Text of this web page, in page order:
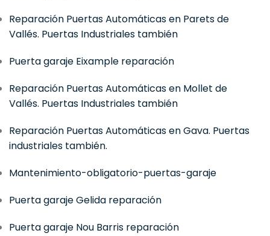
Reparación Puertas Automáticas en Parets de
Vallés. Puertas Industriales también
Puerta garaje Eixample reparación
Reparación Puertas Automáticas en Mollet de
Vallés. Puertas Industriales también
Reparación Puertas Automáticas en Gava. Puertas
industriales también.
Mantenimiento-obligatorio-puertas-garaje
Puerta garaje Gelida reparación
Puerta garaje Nou Barris reparación